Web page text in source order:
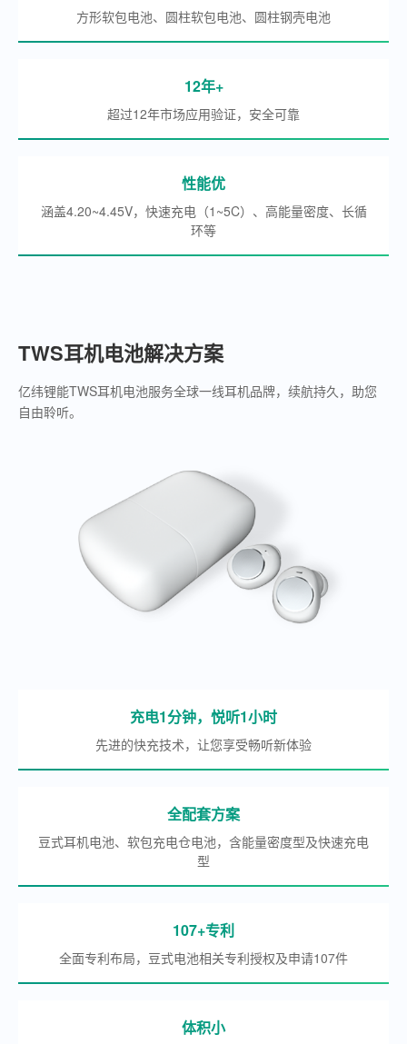
方形软包电池、圆柱软包电池、圆柱钢壳电池
12年+
超过12年市场应用验证，安全可靠
性能优
涵盖4.20~4.45V，快速充电（1~5C）、高能量密度、长循
环等
TWS耳机电池解决方案
亿纬锂能TWS耳机电池服务全球一线耳机品牌，续航持久，助您
自由聆听。
充电1分钟，悦听1小时
先进的快充技术，让您享受畅听新体验
全配套方案
豆式耳机电池、软包充电仓电池，含能量密度型及快速充电
型
107+专利
全面专利布局，豆式电池相关专利授权及申请107件
体积小